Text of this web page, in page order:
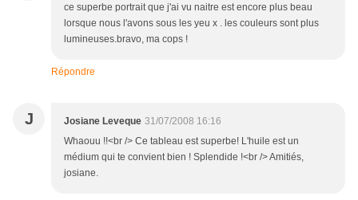
ce superbe portrait que j'ai vu naitre est encore plus beau
lorsque nous l'avons sous les yeu x . les couleurs sont plus
lumineuses.bravo, ma cops !
Répondre
J Josiane Leveque 31/07/2008 16:16
Whaouu !!<br /> Ce tableau est superbe! L'huile est un
médium qui te convient bien ! Splendide !<br /> Amitiés,
josiane.